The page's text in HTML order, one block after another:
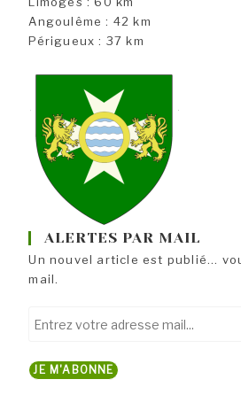
Angoulême : 42 km
Périgueux : 37 km
ALERTES PAR MAIL
Un nouvel article est publié...
mail.
votre
mail...
JE M'ABONNE